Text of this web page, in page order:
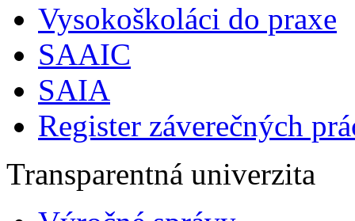
Vysokoškoláci do praxe
SAAIC
SAIA
Register záverečných
Transparentná univerzita